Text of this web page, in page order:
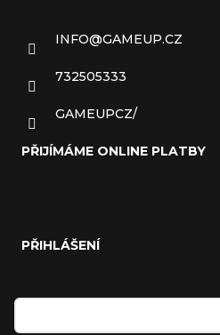
INFO@GAMEUP.CZ
732505333
GAMEUPCZ/
PŘIJÍMÁME ONLINE PLATBY
PŘIHLÁŠENÍ